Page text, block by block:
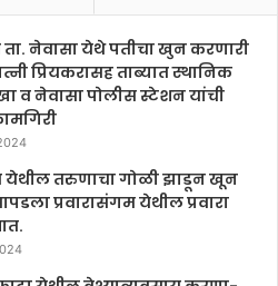
ता. नेवासा येथे पतीचा खुन करणारी
प्रियकरासह ताब्यात स्थानिक
व नेवासा पोलीस स्टेशन यांची
येथील तरुणाचा गोळी झाडून खून
प्रवारासंगम येथील प्रवारा